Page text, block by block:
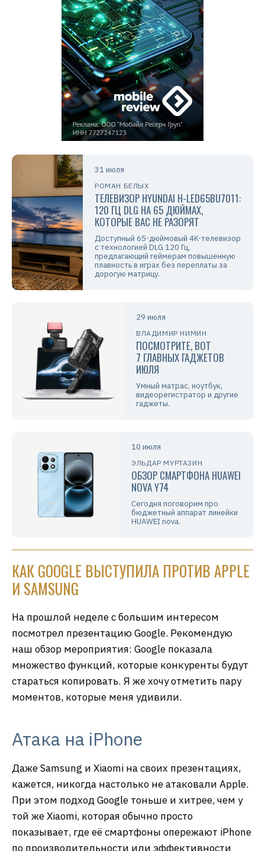
31 июля
РОМАН БЕЛЫХ
ТЕЛЕВИЗОР HYUNDAI H-LED65BU7011:
120 ГЦ DLG НА 65 ДЮЙМАХ,
КОТОРЫЕ ВАС НЕ РАЗОРЯТ
Доступный 65-дюймовый 4K-телевизор
с технологией DLG 120 Гц,
предлагающий геймерам повышенную
плавность в играх без переплаты за
дорогую матрицу.
29 июля
ВЛАДИМИР НИМИН
ПОСМОТРИТЕ, ВОТ
7 ГЛАВНЫХ ГАДЖЕТОВ
ИЮЛЯ
Умный матрас, ноутбук,
видеорегистратор и другие
гаджеты.
10 июля
ЭЛЬДАР МУРТАЗИН
ОБЗОР СМАРТФОНА HUAWEI
NOVA Y74
Сегодня поговорим про
бюджетный аппарат линейки
HUAWEI nova.
КАК GOOGLE ВЫСТУПИЛА ПРОТИВ APPLE
И SAMSUNG
На прошлой неделе с большим интересом
посмотрел презентацию Google. Рекомендую
наш обзор мероприятия: Google показала
множество функций, которые конкуренты будут
стараться копировать. Я же хочу отметить пару
моментов, которые меня удивили.
Атака на iPhone
Даже Samsung и Xiaomi на своих презентациях,
кажется, никогда настолько не атаковали Apple.
При этом подход Google тоньше и хитрее, чем у
той же Xiaomi, которая обычно просто
показывает, где её смартфоны опережают iPhone
по производительности или эффективности